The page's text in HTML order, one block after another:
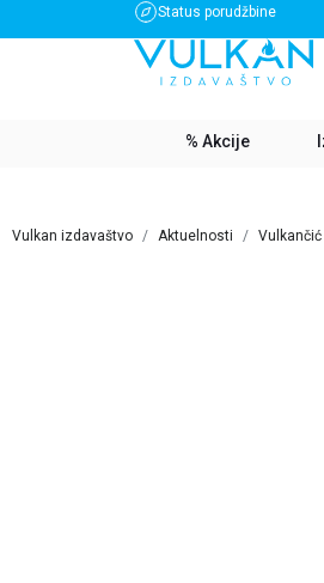
Status porudžbine
BESPLATNA DOSTAVA
% Akcije
Vulkan izdavaštvo Aktuelnosti Vulkančić